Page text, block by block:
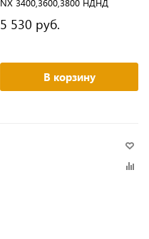
NX 3400,3600,3800 НДНД
5 530 руб.
В корзину